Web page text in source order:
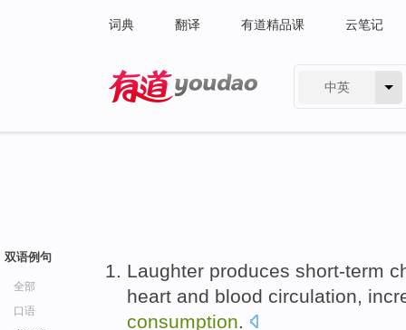
词典 翻译 有道精品课 云笔记
中英
双语例句
全部
口语
Laughter produces short-term
heart and blood circulation,
consumption.